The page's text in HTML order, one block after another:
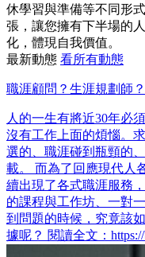
休學習與準備等不同形
張，讓您擁有下半場的
化，體現自我價值。
最新動態 看所有動態
職涯顧問？生涯規劃師
人的一生有將近30年必
沒有工作上面的煩惱。
選的、職涯碰到瓶頸的
載。 而為了回應現代人
續出現了各式職涯服務
的課程與工作坊、一對
到問題的時候，究竟該
據呢？ 閱讀全文：